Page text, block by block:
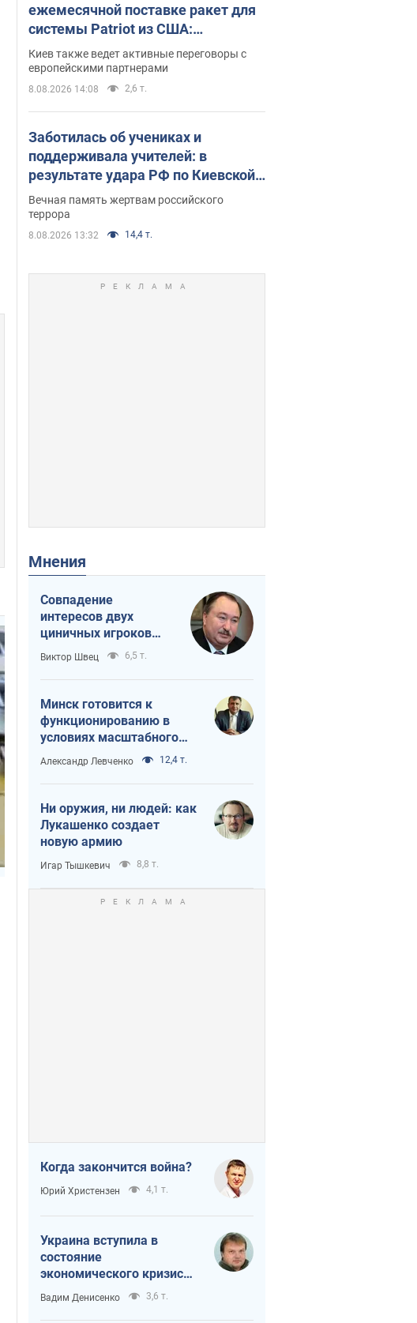
ежемесячной поставке ракет для
системы Patriot из США:
Зеленский раскрыл подробности
Киев также ведет активные переговоры с
европейскими партнерами
8.08.2026 14:08 2,6 т.
Заботилась об учениках и
поддерживала учителей: в
результате удара РФ по Киевской
области погибли директор
киевского лицея, её муж и внук
Вечная память жертвам российского
террора
8.08.2026 13:32 14,4 т.
Мнения
Совпадение
интересов двух
циничных игроков
или тайный план
Трампа и Путина?
Виктор Швец 6,5 т.
Минск готовится к
функционированию в
условиях масштабного
военного кризиса
Александр Левченко 12,4 т.
Ни оружия, ни людей: как
Лукашенко создает
новую армию
Игар Тышкевич 8,8 т.
Когда закончится война?
Юрий Христензен 4,1 т.
Украина вступила в
состояние
экономического кризиса.
Есть ли свет в конце
туннеля?
Вадим Денисенко 3,6 т.